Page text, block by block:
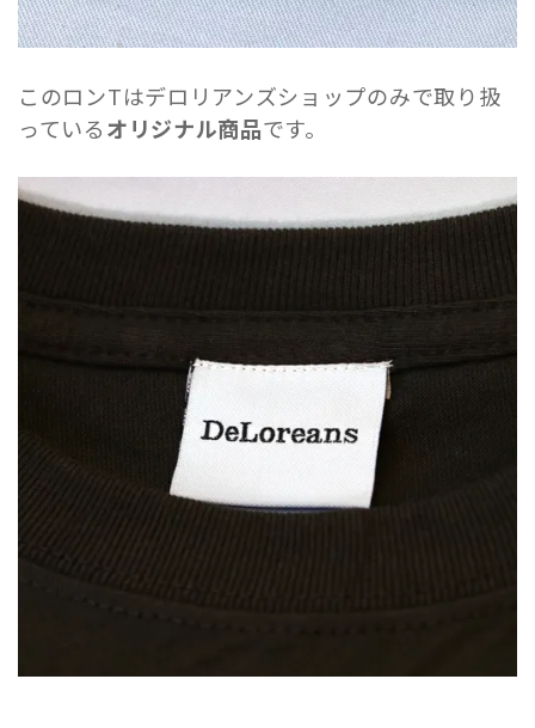
このロンTはデロリアンズショップのみで取り扱
っているオリジナル商品です。